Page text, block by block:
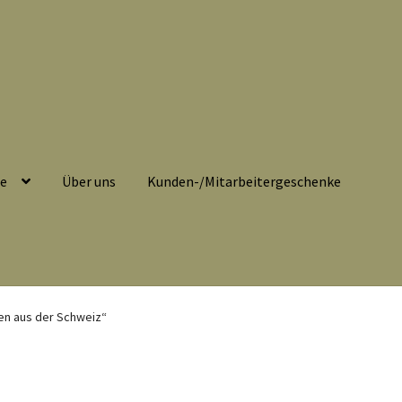
Über uns Kunden-/Mitarbeitergeschenke
Echtheit von Bewertungen
aus der Schweiz“